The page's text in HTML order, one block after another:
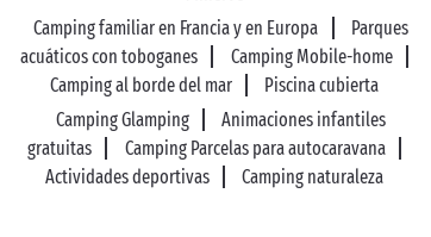
Camping familiar en Francia y en Europa
Parques
acuáticos con toboganes
Camping Mobile-home
Camping al borde del mar
Piscina cubierta
Camping Glamping
Animaciones infantiles
gratuitas
Camping Parcelas para autocaravana
Actividades deportivas
Camping naturaleza